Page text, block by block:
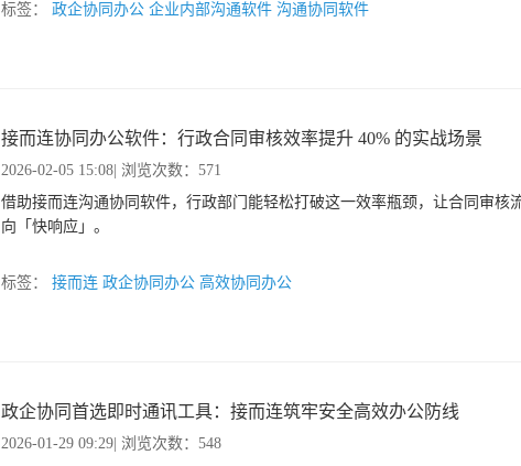
标签：
政企协同办公 企业内部沟通软件 沟通协同软件
接而连协同办公软件：行政合同审核效率提升 40% 的实战场景
2026-02-05 15:08 | 浏览次数：571
借助接而连沟通协同软件，行政部门能轻松打破这一效率瓶颈，让合同审核
向「快响应」。
标签： 接而连 政企协同办公 高效协同办公
政企协同首选即时通讯工具：接而连筑牢安全高效办公防线
2026-01-29 09:29 | 浏览次数：548